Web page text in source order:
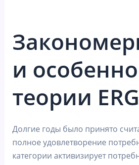
и
теории ERG
Долгие годы было принято
полное удовлетворение
категории активизирует